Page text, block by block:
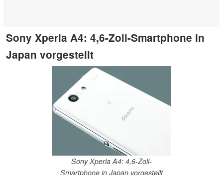
Sony Xperia A4: 4,6-Zoll-Smartphone in
Japan vorgestellt
Sony Xperia A4: 4,6-Zoll-
Smartphone in Japan vorgestellt